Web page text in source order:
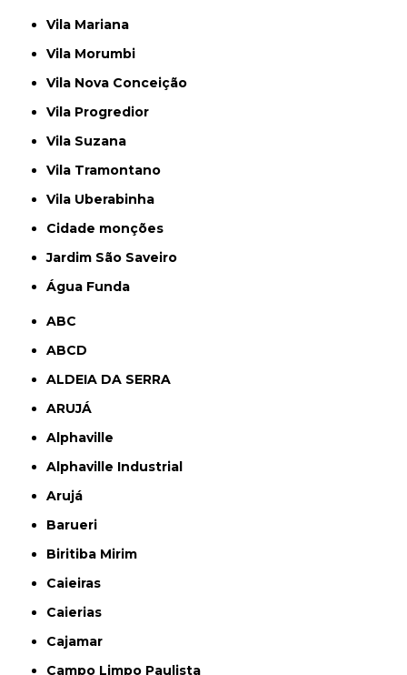
Vila Mariana
Vila Morumbi
Vila Nova Conceição
Vila Progredior
Vila Suzana
Vila Tramontano
Vila Uberabinha
cidade monções
jardim São Saveiro
Água Funda
ABC
ABCD
ALDEIA DA SERRA
ARUJÁ
Alphaville
Alphaville Industrial
Arujá
Barueri
Biritiba Mirim
Caieiras
Caierias
Cajamar
Campo Limpo Paulista